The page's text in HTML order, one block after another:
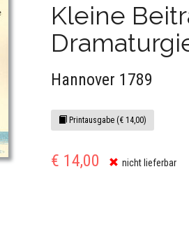
Kleine
Hannover 1789
Printausgabe (€ 14,00)
€ 14,00 nicht lieferbar